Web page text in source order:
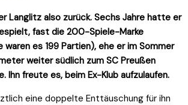
Langlitz also zurück. Sechs Jahre hatte er
fast die 200-Spiele-Marke
waren es 199 Partien), ehe er im Sommer
weiter südlich zum SC Preußen
Ihn freute es, beim Ex-Klub aufzulaufen.
eine doppelte Enttäuschung für ihn